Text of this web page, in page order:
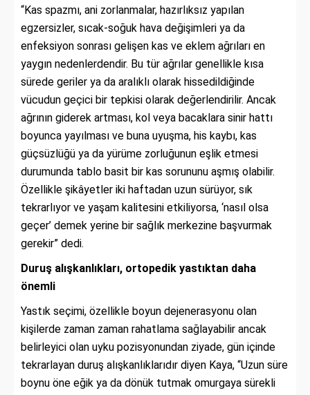
“Kas spazmı, ani zorlanmalar, hazırlıksız yapılan
egzersizler, sıcak-soğuk hava değişimleri ya da
enfeksiyon sonrası gelişen kas ve eklem ağrıları en
yaygın nedenlerdendir. Bu tür ağrılar genellikle kısa
sürede geriler ya da aralıklı olarak hissedildiğinde
vücudun geçici bir tepkisi olarak değerlendirilir. Ancak
ağrının giderek artması, kol veya bacaklara sinir hattı
boyunca yayılması ve buna uyuşma, his kaybı, kas
güçsüzlüğü ya da yürüme zorluğunun eşlik etmesi
durumunda tablo basit bir kas sorununu aşmış olabilir.
Özellikle şikâyetler iki haftadan uzun sürüyor, sık
tekrarlıyor ve yaşam kalitesini etkiliyorsa, ‘nasıl olsa
geçer’ demek yerine bir sağlık merkezine başvurmak
gerekir” dedi.
Duruş alışkanlıkları, ortopedik yastıktan daha
önemli
Yastık seçimi, özellikle boyun dejenerasyonu olan
kişilerde zaman zaman rahatlama sağlayabilir ancak
belirleyici olan uyku pozisyonundan ziyade, gün içinde
tekrarlayan duruş alışkanlıklarıdır diyen Kaya, “Uzun süre
boynu öne eğik ya da dönük tutmak omurgaya sürekli